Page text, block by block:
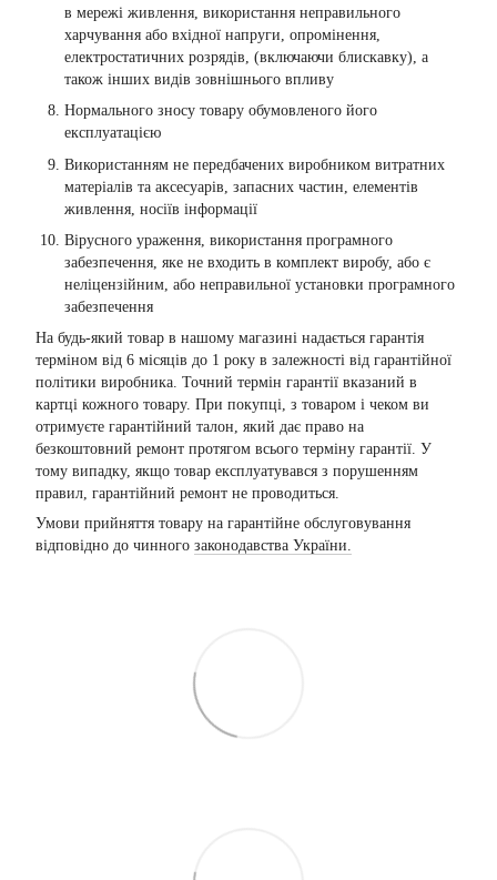
в мережі живлення, використання неправильного
харчування або вхідної напруги, опромінення,
електростатичних розрядів, (включаючи блискавку), а
також інших видів зовнішнього впливу
Нормального зносу товару обумовленого його
експлуатацією
Використанням не передбачених виробником витратних
матеріалів та аксесуарів, запасних частин, елементів
живлення, носіїв інформації
Вірусного ураження, використання програмного
забезпечення, яке не входить в комплект виробу, або є
неліцензійним, або неправильної установки програмного
забезпечення
На будь-який товар в нашому магазині надається гарантія
терміном від 6 місяців до 1 року в залежності від гарантійної
політики виробника. Точний термін гарантії вказаний в
картці кожного товару. При покупці, з товаром і чеком ви
отримуєте гарантійний талон, який дає право на
безкоштовний ремонт протягом всього терміну гарантії. У
тому випадку, якщо товар експлуатувався з порушенням
правил, гарантійний ремонт не проводиться.
Умови прийняття товару на гарантійне обслуговування
відповідно до чинного законодавства України.